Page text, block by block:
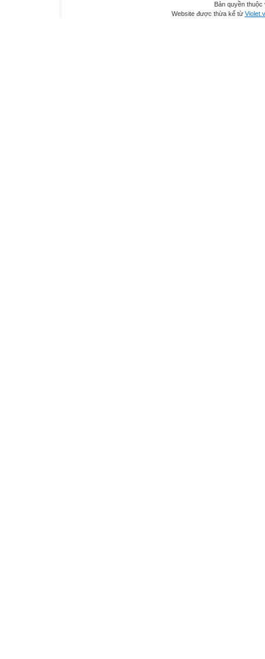
Bản quyền
Website được thừa kế từ